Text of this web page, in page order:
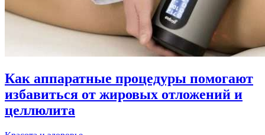
Как аппаратные процедуры помогают
избавиться от жировых отложений и
целлюлита